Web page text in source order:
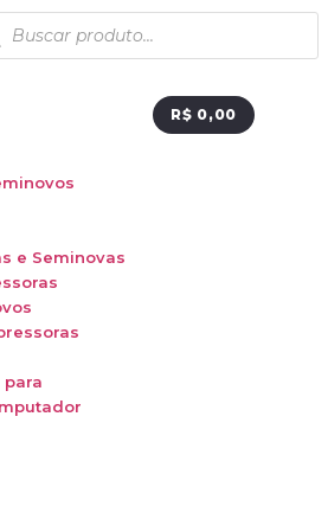
e Seminovas
R$ 0,00